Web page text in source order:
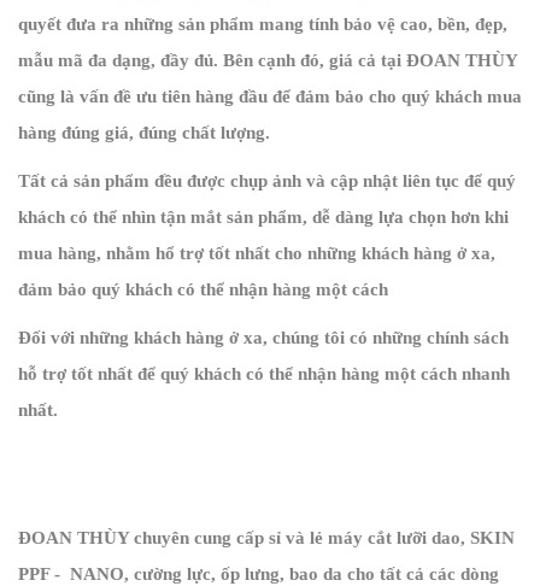
quyết đưa ra những sản phẩm mang tính bảo vệ cao, bền, đẹp,
mẫu mã đa dạng, đầy đủ. Bên cạnh đó, giá cả tại ĐOAN THÙY
cũng là vấn đề ưu tiên hàng đầu để đảm bảo cho quý khách mua
hàng đúng giá, đúng chất lượng.
Tất cả sản phẩm đều được chụp ảnh và cập nhật liên tục để quý
khách có thể nhìn tận mắt sản phẩm, dễ dàng lựa chọn hơn khi
mua hàng, nhằm hổ trợ tốt nhất cho những khách hàng ở xa,
đảm bảo quý khách có thể nhận hàng một cách
Đối với những khách hàng ở xa, chúng tôi có những chính sách
hỗ trợ tốt nhất để quý khách có thể nhận hàng một cách nhanh
nhất.
ĐOAN THÙY chuyên cung cấp sỉ và lẻ máy cắt lưỡi dao, SKIN
PPF - NANO, cường lực, ốp lưng, bao da cho tất cả các dòng